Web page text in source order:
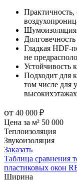
Практичность,
Шумоизоляция
Долговечность
Гладкая HDF-
не
Устойчивость
Подходит для
том числе для
от 40 000 ₽
Цена за м² 50 000
Теплоизоляция
Звукоизоляция
Заказать
Таблица сравнения
пластиковых окон
Ширина